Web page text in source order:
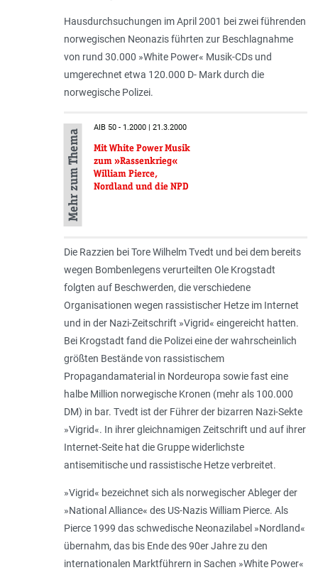
Hausdurchsuchungen im April 2001 bei zwei führenden
norwegischen Neonazis führten zur Beschlagnahme
von rund 30.000 »White Power« Musik-CDs und
umgerechnet etwa 120.000 D- Mark durch die
norwegische Polizei.
Mehr zum Thema
AIB 50 - 1.2000 | 21.3.2000
Mit White Power Musik
zum »Rassenkrieg«
William Pierce,
Nordland und die NPD
Die Razzien bei Tore Wilhelm Tvedt und bei dem bereits
wegen Bombenlegens verurteilten Ole Krogstadt
folgten auf Beschwerden, die verschiedene
Organisationen wegen rassistischer Hetze im Internet
und in der Nazi-Zeitschrift »Vigrid« eingereicht hatten.
Bei Krogstadt fand die Polizei eine der wahrscheinlich
größten Bestände von rassistischem
Propagandamaterial in Nordeuropa sowie fast eine
halbe Million norwegische Kronen (mehr als 100.000
DM) in bar. Tvedt ist der Führer der bizarren Nazi-Sekte
»Vigrid«. In ihrer gleichnamigen Zeitschrift und auf ihrer
Internet-Seite hat die Gruppe widerlichste
antisemitische und rassistische Hetze verbreitet.
»Vigrid« bezeichnet sich als norwegischer Ableger der
»National Alliance« des US-Nazis William Pierce. Als
Pierce 1999 das schwedische Neonazilabel »Nordland«
übernahm, das bis Ende des 90er Jahre zu den
internationalen Marktführern in Sachen »White Power«